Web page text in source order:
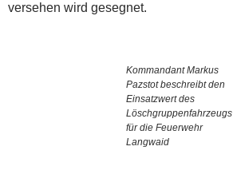
versehen wird gesegnet.
Kommandant Markus
Pazstot beschreibt den
Einsatzwert des
Löschgruppenfahrzeugs
für die Feuerwehr
Langwaid